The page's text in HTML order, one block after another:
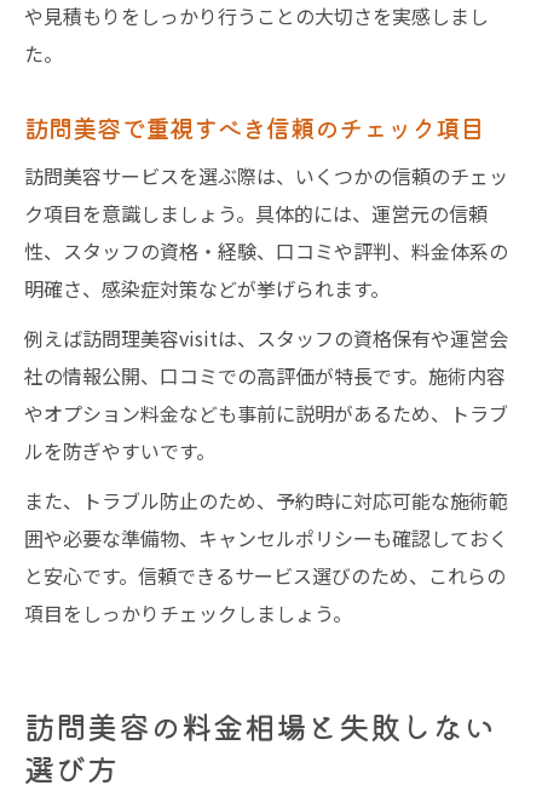
や見積もりをしっかり行うことの大切さを実感しまし
た。
訪問美容で重視すべき信頼のチェック項目
訪問美容サービスを選ぶ際は、いくつかの信頼のチェッ
ク項目を意識しましょう。具体的には、運営元の信頼
性、スタッフの資格・経験、口コミや評判、料金体系の
明確さ、感染症対策などが挙げられます。
例えば訪問理美容visitは、スタッフの資格保有や運営会
社の情報公開、口コミでの高評価が特長です。施術内容
やオプション料金なども事前に説明があるため、トラブ
ルを防ぎやすいです。
また、トラブル防止のため、予約時に対応可能な施術範
囲や必要な準備物、キャンセルポリシーも確認しておく
と安心です。信頼できるサービス選びのため、これらの
項目をしっかりチェックしましょう。
訪問美容の料金相場と失敗しない
選び方